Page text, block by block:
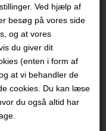
Ved hjælp af
besøg på vores side
og at vores
du giver dit
(enten i form af
at vi behandler de
cookies. Du kan læse
du også altid har
er udført af Niels
de 22 album,
i disse